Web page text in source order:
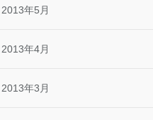
2013年5月
2013年4月
2013年3月